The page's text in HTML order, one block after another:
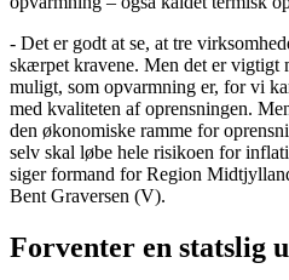
- Det er godt at se, at tre
skærpet kravene. Men det er vigtigt
muligt, som opvarmning er, for vi
med kvaliteten af oprensningen.
den økonomiske ramme for
selv skal løbe hele risikoen for
siger formand for Region
Bent Graversen (V).
Forventer en statslig